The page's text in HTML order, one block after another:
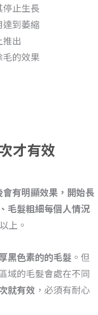
止生長
到萎縮
推出
的效果
才有效
會有明顯效果，開始長
毛髮粗細每個人情況
上。
黑色素的的毛髮 。但
域的毛髮會處在不同
就有效 ，必須有耐心